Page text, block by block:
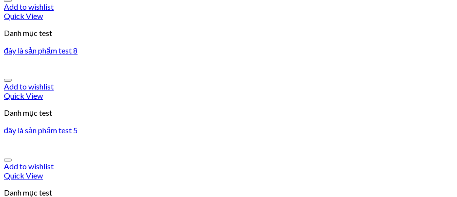
Add to wishlist
Quick View
Danh mục test
đây là sản phẩm test 8
Add to wishlist
Quick View
Danh mục test
đây là sản phẩm test 5
Add to wishlist
Quick View
Danh mục test